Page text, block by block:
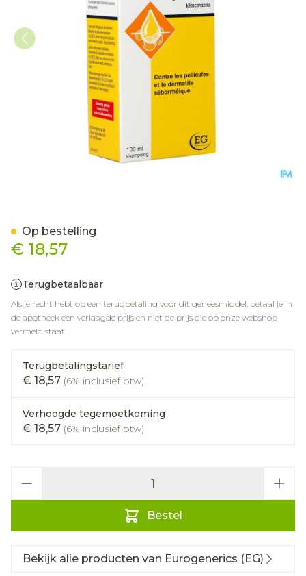
€ 18,57
Terugbetaalbaar
Als je recht hebt op een terugbetaling voor dit geneesmiddel, betaal je in
de apotheek een verlaagde prijs en niet de prijs die op onze webshop
vermeld staat.
Terugbetalingstarief
€ 18,57 (6% inclusief btw)
Verhoogde tegemoetkoming
€ 18,57 (6% inclusief btw)
Bestel
Op bestelling
Bekijk alle producten van Eurogenerics (EG)